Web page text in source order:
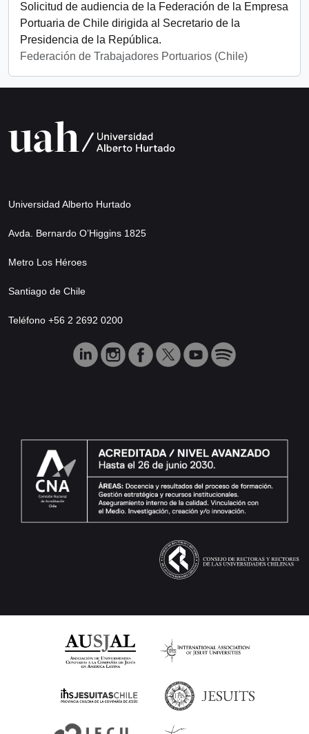
Solicitud de audiencia de la Federación de la Empresa
Portuaria de Chile dirigida al Secretario de la
Presidencia de la República.
Federación de Trabajadores Portuarios (Chile)
Universidad Alberto Hurtado
Avda. Bernardo O’Higgins 1825
Metro Los Héroes
Santiago de Chile
Teléfono +56 2 2692 0200